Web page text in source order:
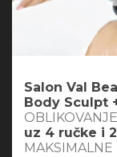
Salon Val
Body Sculpt
OBLIKOVANJE
uz 4 ručke i
MAKSIMALNE